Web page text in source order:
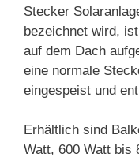
Stecker
bezeichnet wird,
auf dem Dach
eine normale
eingespeist und
Erhältlich sind
Watt, 600 Watt bis